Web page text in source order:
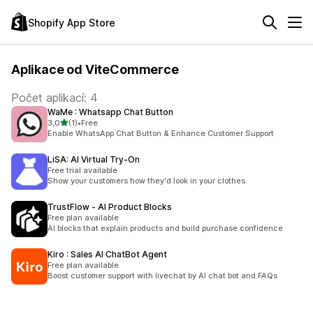
Shopify App Store
Aplikace od ViteCommerce
Počet aplikací: 4
WaMe : Whatsapp Chat Button
3,0z 5 hvězd
(1)
Celkový počet recenzí: 1
•Free
Enable WhatsApp Chat Button & Enhance Customer Support
LiSA: AI Virtual Try‑On
Free trial available
Show your customers how they'd look in your clothes.
TrustFlow ‑ AI Product Blocks
Free plan available
AI blocks that explain products and build purchase confidence
Kiro : Sales AI ChatBot Agent
Free plan available
Boost customer support with livechat by AI chat bot and FAQs